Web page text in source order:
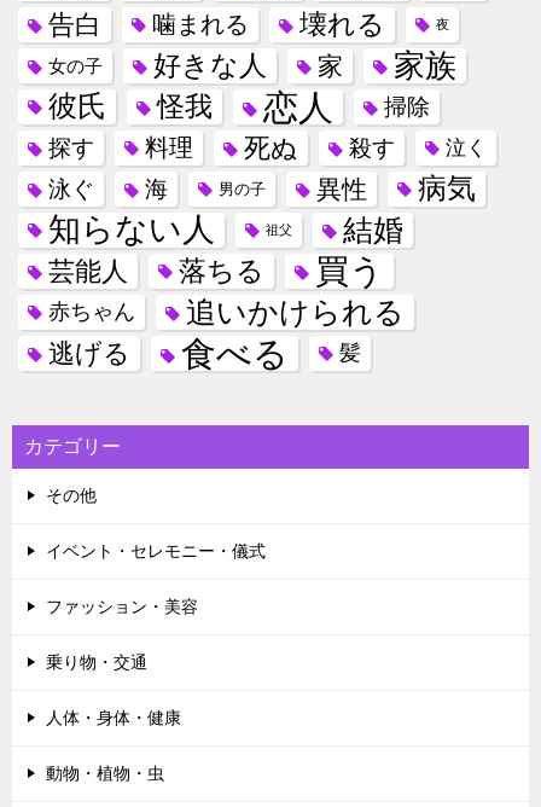
告白 噛まれる 壊れる 夜
女の子 好きな人 家 家族
彼氏 怪我 恋人
掃除
探す
料理 死ぬ 殺す 泣く
泳ぐ 海 男の子 異性 病気
知らない人 祖父 結婚
芸能人 落ちる 買う
赤ちゃん 追いかけられる
逃げる 食べる 髪
カテゴリー
その他
イベント・セレモニー・儀式
ファッション・美容
乗り物・交通
人体・身体・健康
動物・植物・虫